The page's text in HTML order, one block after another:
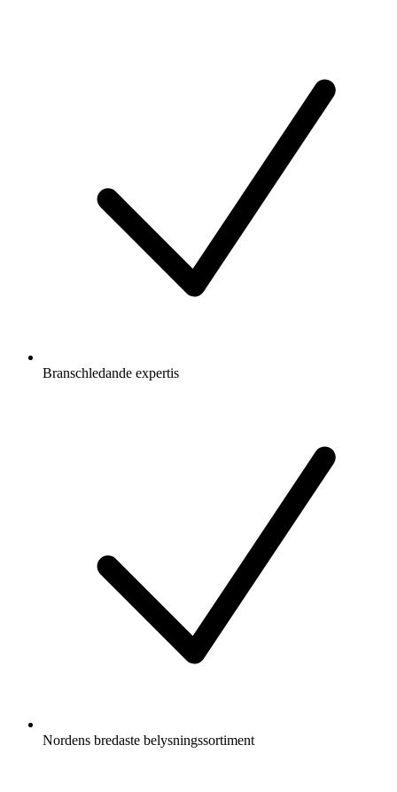
Branschledande expertis
Nordens bredaste belysningssortiment